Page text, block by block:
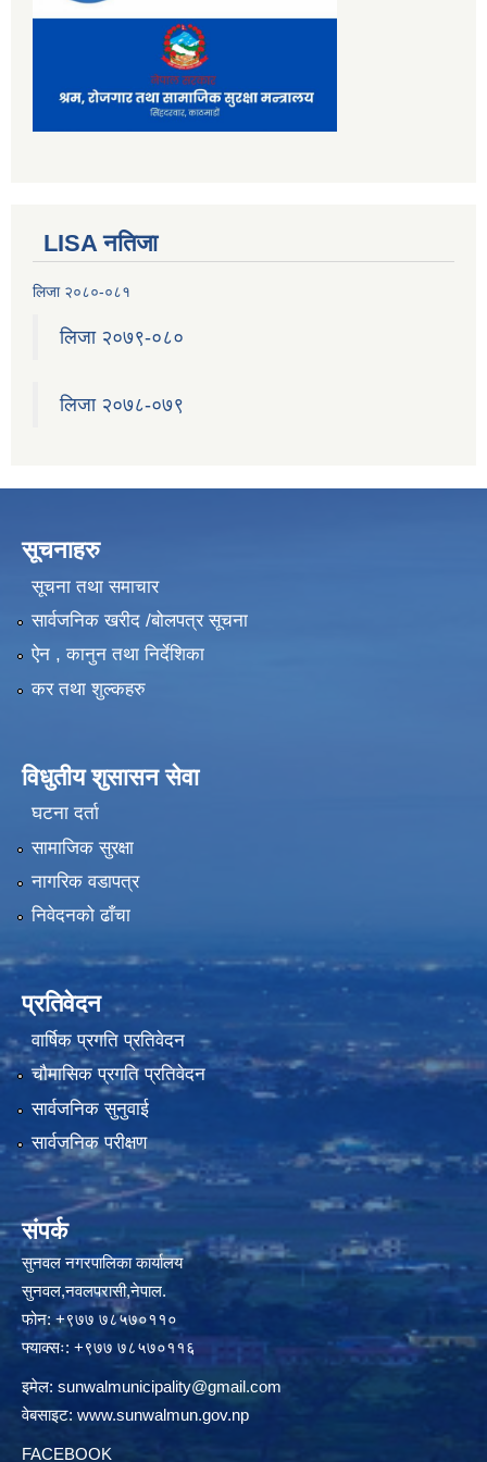
LISA नतिजा
लिजा २०८०-०८१
लिजा २०७९-०८०
लिजा २०७८-०७९
सूचनाहरु
सूचना तथा समाचार
सार्वजनिक खरीद /बोलपत्र सूचना
ऐन , कानुन तथा निर्देशिका
कर तथा शुल्कहरु
विधुतीय शुसासन सेवा
घटना दर्ता
सामाजिक सुरक्षा
नागरिक वडापत्र
निवेदनको ढाँचा
प्रतिवेदन
वार्षिक प्रगति प्रतिवेदन
चौमासिक प्रगति प्रतिवेदन
सार्वजनिक सुनुवाई
सार्वजनिक परीक्षण
संपर्क
सुनवल नगरपालिका कार्यालय
सुनवल,नवलपरासी,नेपाल.
फोन: +९७७ ७८५७०११०
फ्याक्सः: +९७७ ७८५७०११६
इमेल: sunwalmunicipality@gmail.com
वेबसाइट: www.sunwalmun.gov.np
FACEBOOK